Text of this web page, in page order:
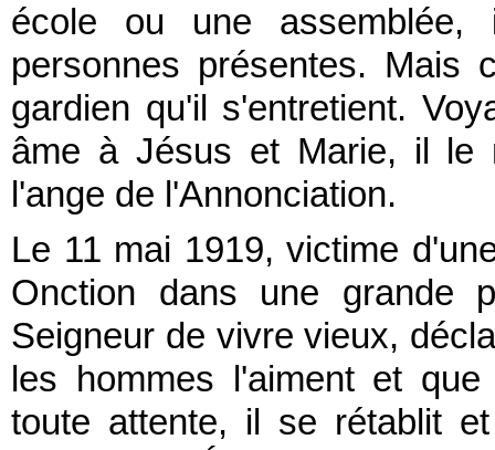
école ou une
personnes présentes. Mais
gardien qu'il s'entretient.
âme à Jésus et Marie, il le
l'ange de l'Annonciation.
Le 11 mai 1919, victime
Onction dans une grande
Seigneur de vivre vieux,
les hommes l'aiment et
toute attente, il se rétablit